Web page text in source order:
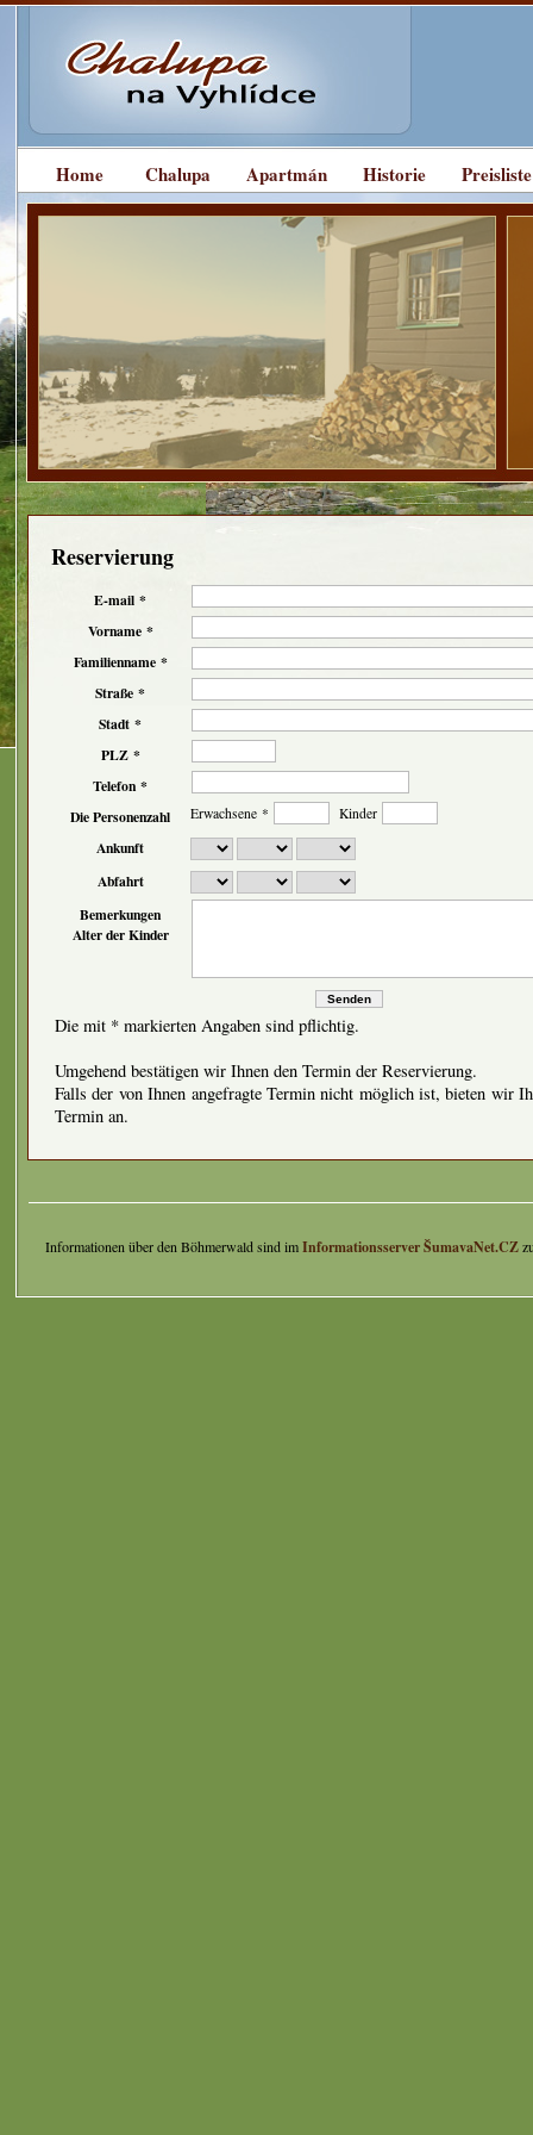
Home Chalupa Apartmán Historie Preisliste
Reservierung
E-mail *
Vorname *
Familienname *
Straße *
Stadt *
PLZ *
Telefon *
Die Personenzahl
Erwachsene * Kinder
Ankunft
Abfahrt
Bemerkungen
Alter der Kinder
Die mit * markierten Angaben sind pflichtig.
Umgehend bestätigen wir Ihnen den Termin der Reservierung.
Falls der von Ihnen angefragte Termin nicht möglich ist, bieten wir
Termin an.
Informationen über den Böhmerwald sind imInformationsserver ŠumavaNet.CZ